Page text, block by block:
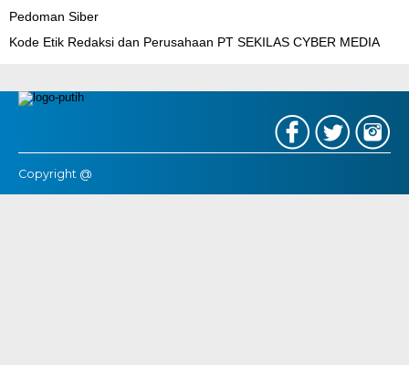
Pedoman Siber
Kode Etik Redaksi dan Perusahaan PT SEKILAS CYBER MEDIA
Copyright @